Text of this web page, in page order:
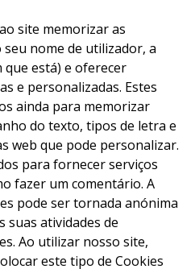
site memorizar as
nome de utilizador, a
que está) e oferecer
e personalizadas. Estes
ainda para memorizar
do texto, tipos de letra e
web que pode personalizar.
para fornecer serviços
fazer um comentário. A
pode ser tornada anónima
suas atividades de
Ao utilizar nosso site,
este tipo de Cookies